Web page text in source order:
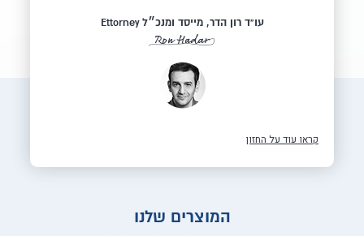
עו"ד רון הדר, מייסד ומנכ״ל Ettorney
קראו עוד על החזון
המוצרים שלנו